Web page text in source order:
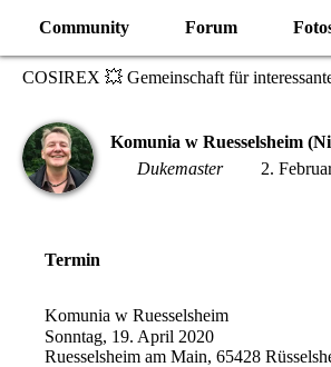
Community Forum
COSIREX 💥 Gemeinschaft für
Komunia w Ruesselsheim
Dukemaster
2.
Termin
Komunia w Ruesselsheim
Sonntag, 19. April 2020
Ruesselsheim am Main, 65428